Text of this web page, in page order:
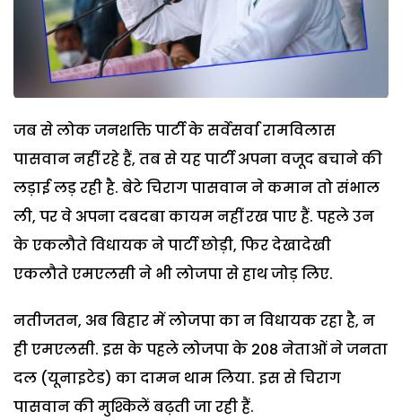
जब से लोक जनशक्ति पार्टी के सर्वेसर्वा रामविलास
पासवान नहीं रहे हैं, तब से यह पार्टी अपना वजूद बचाने की
लड़ाई लड़ रही है. बेटे चिराग पासवान ने कमान तो संभाल
ली, पर वे अपना दबदबा कायम नहीं रख पाए हैं. पहले उन
के एकलौते विधायक ने पार्टी छोड़ी, फिर देखादेखी
एकलौते एमएलसी ने भी लोजपा से हाथ जोड़ लिए.
नतीजतन, अब बिहार में लोजपा का न विधायक रहा है, न
ही एमएलसी. इस के पहले लोजपा के 208 नेताओं ने जनता
दल (यूनाइटेड) का दामन थाम लिया. इस से चिराग
पासवान की मुश्किलें बढ़ती जा रही हैं.